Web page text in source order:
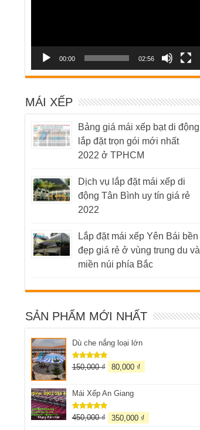
00:00 02:56
MÁI XẾP
Bảng giá mái xếp bạt di động
lắp đặt trọn gói mới nhất
2022 ở TPHCM
Dịch vụ lắp đặt mái xếp di
động Tân Bình uy tín giá rẻ
2022
Lắp đặt mái xếp Yên Bái bền
đẹp giá rẻ ở vùng trung du và
miền núi phía Bắc
SẢN PHẨM MỚI NHẤT
Dù che nắng loại lớn
Được xếp
150,000₫ 80,000 ₫
Mái Xếp An Giang
Được xếp
450,000₫ 350,000 ₫